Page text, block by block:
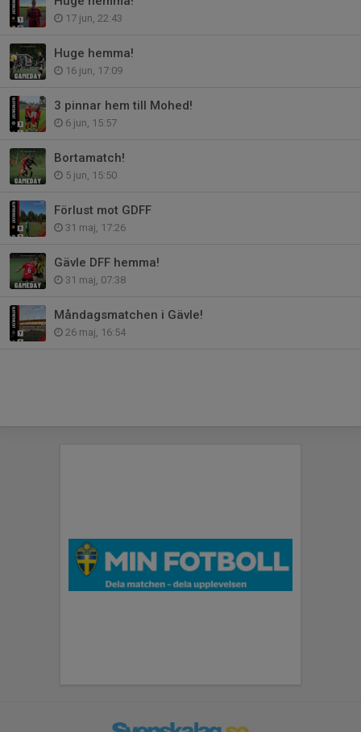
17 jun, 22:43
Huge hemma!
16 jun, 17:09
3 pinnar hem till Mohed!
6 jun, 15:57
Bortamatch!
5 jun, 15:50
Förlust mot GDFF
31 maj, 17:26
Gävle DFF hemma!
31 maj, 07:38
Måndagsmatchen i Gävle!
26 maj, 16:54